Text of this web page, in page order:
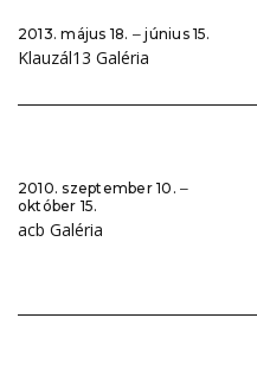
2013. május 18. ‒ június 15.
Klauzál13 Galéria
2010. szeptember 10. ‒
október 15.
acb Galéria